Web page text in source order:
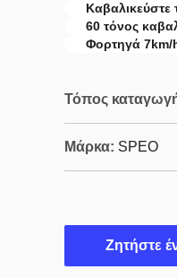
60 τόνος
Φορτηγά
Τόπος
Μάρκα: SPEO
Ζητήστε